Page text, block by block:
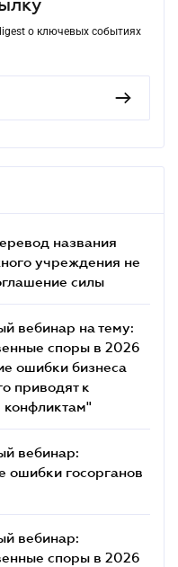
о ключевых событиях
названия
учреждения не
силы
вебинар на тему:
споры в 2026
ошибки бизнеса
приводят к
вебинар:
ошибки госорганов
вебинар:
споры в 2026